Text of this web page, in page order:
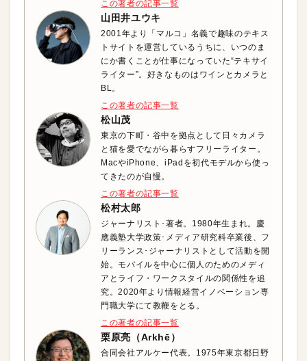
この著者の記事一覧
山田井ユウキ
2001年より「マルコ」名義で趣味のテキス
トサイトを運営しているうちに、いつのま
にか書くことが仕事になっていた“テキサイ
ライター”。好きなものはワインとカメラと
BL。
この著者の記事一覧
松山茂
東京の下町・谷中を拠点として日々カメラ
と猫を愛でながら暮らすフリーライター。
MacやiPhone、iPadを初代モデルから使っ
てきたのが自慢。
この著者の記事一覧
松村太郎
ジャーナリスト･著者。1980年生まれ。慶
應義塾大学政策･メディア研究科卒業後、フ
リーランス･ジャーナリストとして活動を開
始。モバイルを中心に個人のためのメディ
アとライフ・ワークスタイルの関係性を追
究。2020年より情報経営イノベーション専
門職大学にて教鞭をとる。
この著者の記事一覧
栗原亮（Arkhē）
合同会社アルケー代表。1975年東京都日野